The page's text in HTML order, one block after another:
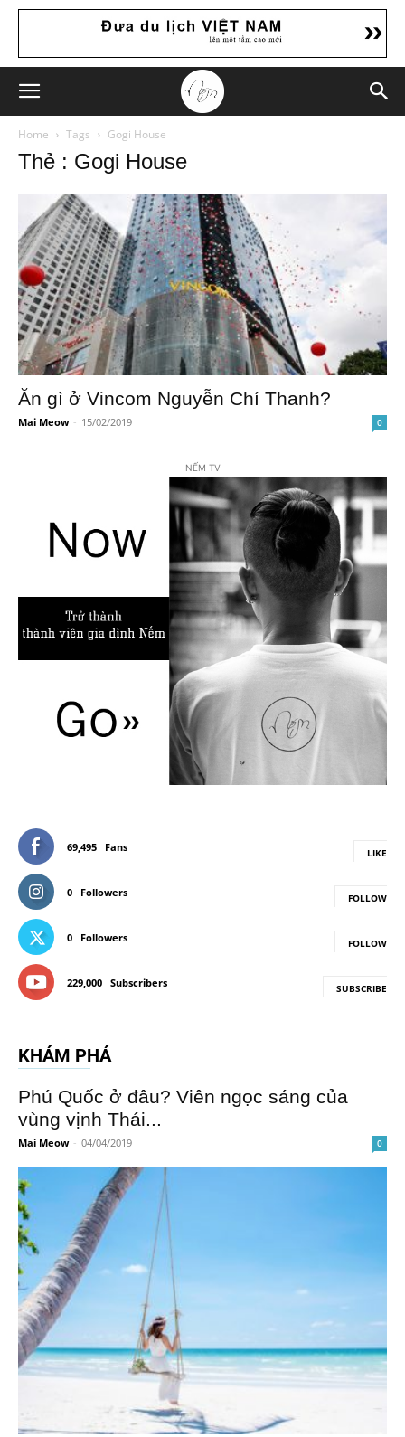
Home Tags Gogi House
Thẻ : Gogi House
Ăn gì ở Vincom Nguyễn Chí Thanh?
Mai Meow - 15/02/2019 0
NẾM TV
69,495 Fans LIKE
0 Followers FOLLOW
0 Followers FOLLOW
229,000 Subscribers SUBSCRIBE
KHÁM PHÁ
Phú Quốc ở đâu? Viên ngọc sáng của
vùng vịnh Thái...
Mai Meow - 04/04/2019 0